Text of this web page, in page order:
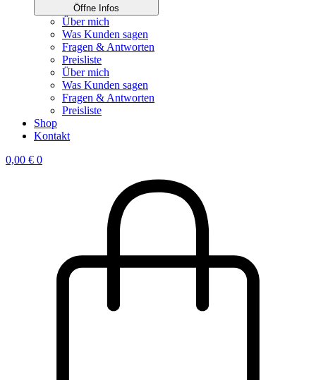
Öffne Infos
Über mich
Was Kunden sagen
Fragen & Antworten
Preisliste
Über mich
Was Kunden sagen
Fragen & Antworten
Preisliste
Shop
Kontakt
0,00 € 0